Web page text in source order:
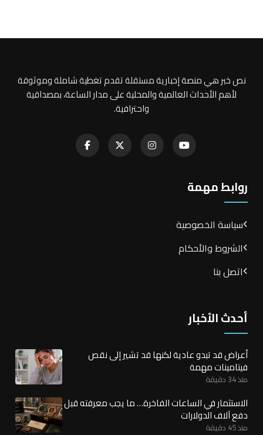
نص خبر هي منصة إخبارية مستقلة تقدم تغطية شاملة وموثوقة
لأهم الأحداث العالمية والمحلية على مدار الساعة، بمصداقية
واحترافية.
روابط مهمة
سياسة الخصوصية
الشروط والأحكام
اتصل بنا
أحدث الأخبار
أعراض قد تبدو عادية لكنها قد تشير إلى نقص
فيتامينات مهمة
منذ 34 دقيقة
الاستثمار في الساعات الفاخرة… ما يجب معرفته قبل
دفع آلاف الدولارات
منذ 45 دقيقة